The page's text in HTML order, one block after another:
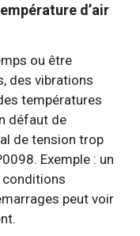
d’air
ou être
des vibrations
températures
défaut de
de tension trop
Exemple : un
peut voir